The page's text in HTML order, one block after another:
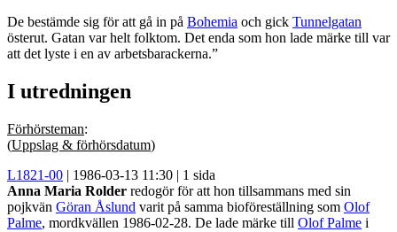
De bestämde sig för att gå in på Bohemia och gick Tunnelgatan
österut. Gatan var helt folktom. Det enda som hon lade märke till var
att det lyste i en av arbetsbarackerna.”
I utredningen
Förhörsteman:
(Uppslag & förhörsdatum)
L1821-00 | 1986-03-13 11:30 | 1 sida
Anna Maria Rolder redogör för att hon tillsammans med sin
pojkvän Göran Åslund varit på samma bioföreställning som Olof
Palme, mordkvällen 1986-02-28. De lade märke till Olof Palme i